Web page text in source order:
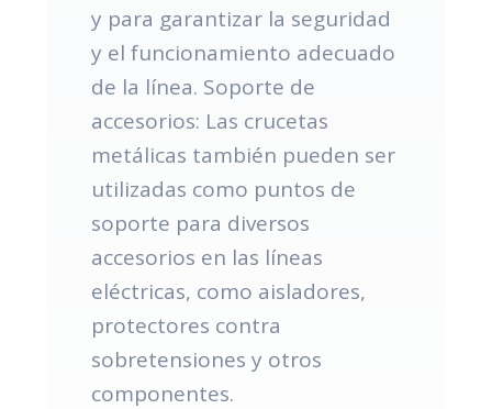
y para garantizar la seguridad
y el funcionamiento adecuado
de la línea. Soporte de
accesorios: Las crucetas
metálicas también pueden ser
utilizadas como puntos de
soporte para diversos
accesorios en las líneas
eléctricas, como aisladores,
protectores contra
sobretensiones y otros
componentes.